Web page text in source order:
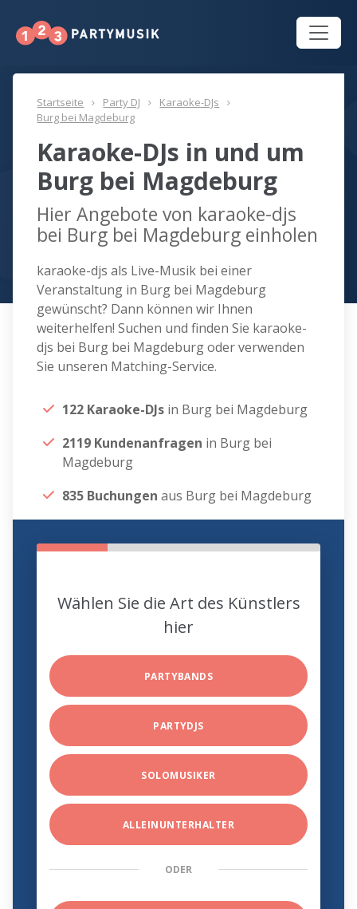
Startseite Party DJ
Karaoke-DJs
Burg bei Magdeburg
Karaoke-DJs in und um
Burg bei Magdeburg
Hier Angebote von karaoke-djs
bei Burg bei Magdeburg einholen
karaoke-djs als Live-Musik bei einer
Veranstaltung in Burg bei Magdeburg
gewünscht? Dann können wir Ihnen
weiterhelfen! Suchen und finden Sie karaoke-
djs bei Burg bei Magdeburg oder verwenden
Sie unseren Matching-Service.
122 Karaoke-DJs in Burg bei Magdeburg
2119 Kundenanfragen in Burg bei
Magdeburg
835 Buchungen aus Burg bei Magdeburg
Wählen Sie die Art des Künstlers
hier
PARTYBANDS
PARTYDJS
SOLOMUSIKER
ALLEINUNTERHALTER
ODER